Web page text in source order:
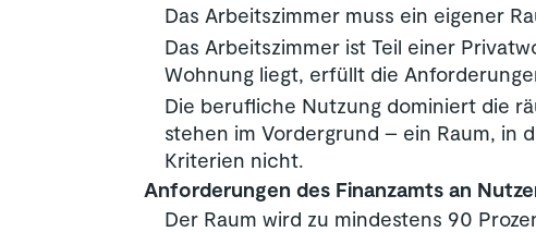
Mehr
Das Arbeitszimmer muss ein eigener
Das Arbeitszimmer ist Teil einer
Wohnung liegt, erfüllt die
Die berufliche Nutzung dominiert die
stehen im Vordergrund – ein Raum, in
Kriterien nicht.
Anforderungen des Finanzamts an
Der Raum wird zu mindestens 90